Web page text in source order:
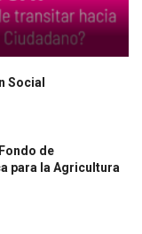
Social
de
para la Agricultura